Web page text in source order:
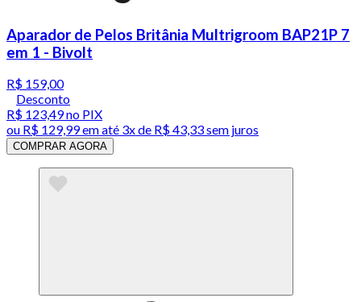
Aparador de Pelos Britânia Multrigroom BAP21P 7
em 1 - Bivolt
R$ 159,00
Desconto
R$ 123,49no PIX
ou R$ 129,99em até 3x de R$ 43,33 sem juros
COMPRAR AGORA